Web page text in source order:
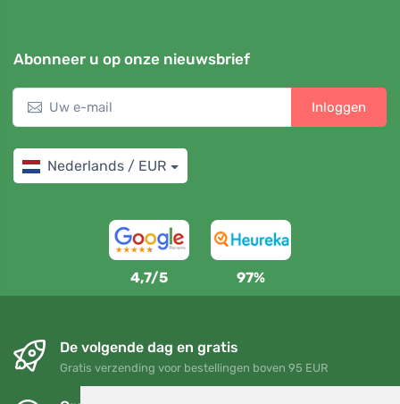
Abonneer u op onze nieuwsbrief
Inloggen
Nederlands / EUR
4,7/5 97%
De volgende dag en gratis
Gratis verzending voor bestellingen boven 95 EUR